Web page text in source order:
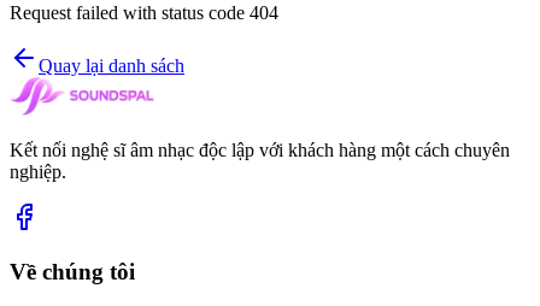
Request failed with status code 404
Quay lại danh sách
Kết nối nghệ sĩ âm nhạc độc lập với khách hàng một cách chuyên
nghiệp.
Về chúng tôi